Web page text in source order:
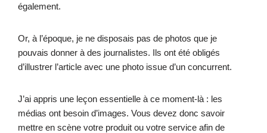
également.
Or, à l’époque, je ne disposais pas de photos que je
pouvais donner à des journalistes. Ils ont été obligés
d’illustrer l’article avec une photo issue d’un concurrent.
J’ai appris une leçon essentielle à ce moment-là : les
médias ont besoin d’images. Vous devez donc savoir
mettre en scène votre produit ou votre service afin de